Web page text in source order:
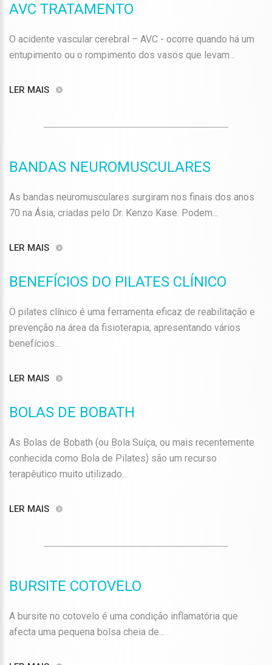
AVC TRATAMENTO
O acidente vascular cerebral – AVC - ocorre quando há um
entupimento ou o rompimento dos vasos que levam...
LER MAIS
BANDAS NEUROMUSCULARES
As bandas neuromusculares surgiram nos finais dos anos
70 na Ásia, criadas pelo Dr. Kenzo Kase. Podem...
LER MAIS
BENEFÍCIOS DO PILATES CLÍNICO
O pilates clínico é uma ferramenta eficaz de reabilitação e
prevenção na área da fisioterapia, apresentando vários
benefícios...
LER MAIS
BOLAS DE BOBATH
As Bolas de Bobath (ou Bola Suíça, ou mais recentemente
conhecida como Bola de Pilates) são um recurso
terapêutico muito utilizado...
LER MAIS
BURSITE COTOVELO
A bursite no cotovelo é uma condição inflamatória que
afecta uma pequena bolsa cheia de...